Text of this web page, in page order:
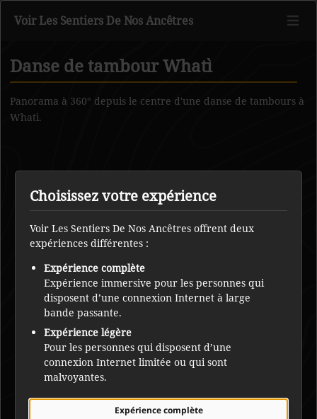
Retour au contenu principal
Voir Les Sentiers De Nos Ancêtres
Danse de tambour Whatì
Panorama à 360° depuis le centre d'une danse de tambours à
Whatì.
Choisissez votre expérience
Voir Les Sentiers De Nos Ancêtres offrent deux
expériences différentes :
Expérience complète
Expérience immersive pour les personnes qui
disposent d’une connexion Internet à large
bande passante.
Expérience légère
Pour les personnes qui disposent d’une
connexion Internet limitée ou qui sont
malvoyantes.
Expérience complète